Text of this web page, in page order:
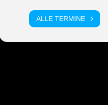
ALLE TERMINE